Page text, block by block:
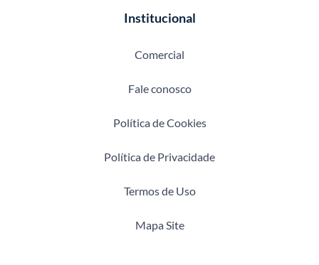
Institucional
Comercial
Fale conosco
Política de Cookies
Política de Privacidade
Termos de Uso
Mapa Site